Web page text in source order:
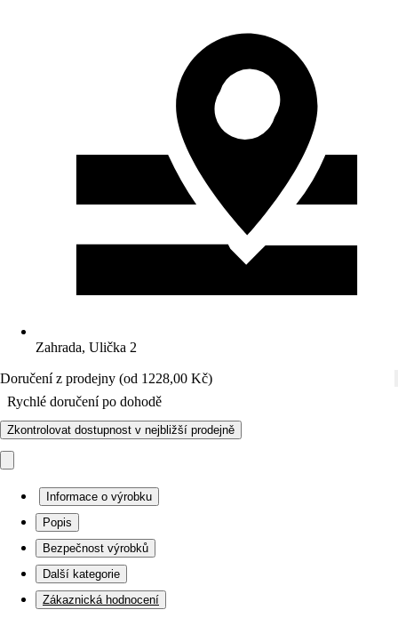
Zahrada, Ulička 2
Doručení z prodejny (od 1228,00 Kč)
Rychlé doručení po dohodě
Zkontrolovat dostupnost v nejbližší prodejně
Informace o výrobku
Popis
Bezpečnost výrobků
Další kategorie
Zákaznická hodnocení